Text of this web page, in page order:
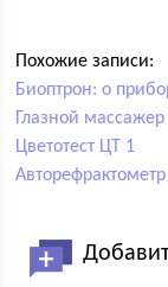
Похожие записи:
Биоптрон: о
Глазной
Цветотест ЦТ 1
Авторефрактометр